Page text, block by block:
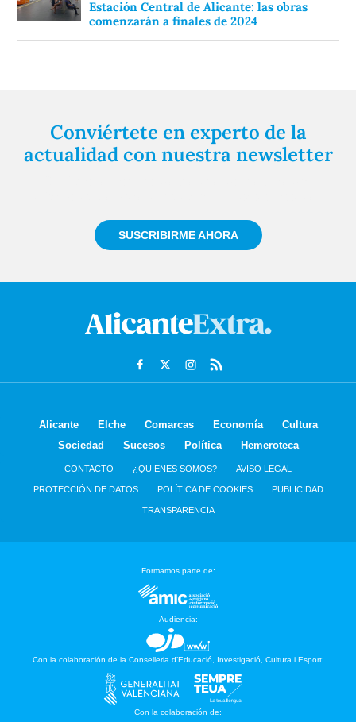
Estación Central de Alicante: las obras
comenzarán a finales de 2024
Conviértete en experto de la
actualidad con nuestra newsletter
SUSCRIBIRME AHORA
Alicante Elche Comarcas Economía
Cultura
Sociedad
Sucesos Política Hemeroteca
CONTACTO ¿QUIENES SOMOS? AVISO LEGAL
PROTECCIÓN DE DATOS POLÍTICA DE COOKIES PUBLICIDAD
TRANSPARENCIA
Formamos parte de:
Audiencia:
Con la colaboración de la Conselleria d’Educació, Investigació, Cultura i Esport:
Con la colaboración de: